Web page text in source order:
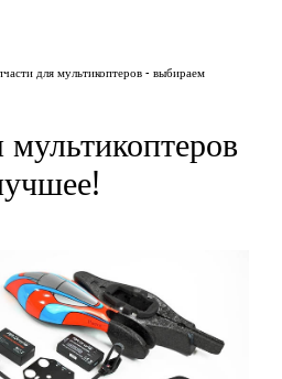
для мультикоптеров - выбираем
мультикоптеров